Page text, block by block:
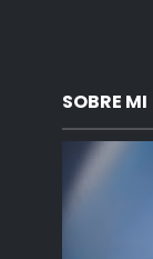
SOBRE MI